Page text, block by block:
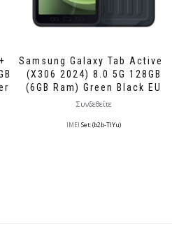
Samsung Galaxy Tab Active5
(X306 2024) 8.0 5G 128GB
(6GB Ram) Green Black EU
Συνδεθείτε
IMEI Set: (b2b-TlYu)